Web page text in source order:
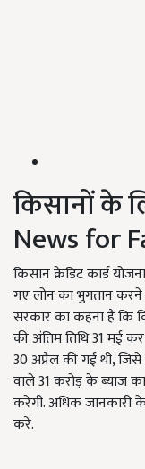
किसानों के
News for
किसान क्रेडिट कार्ड
गए लोन का भुगतान करने
सरकार का कहना है कि
की अंतिम तिथि 31 मई
30 अप्रैल की गई थी,
वाले 31 करोड़ के ब्याज
करेगी. अधिक जानकारी
करें.